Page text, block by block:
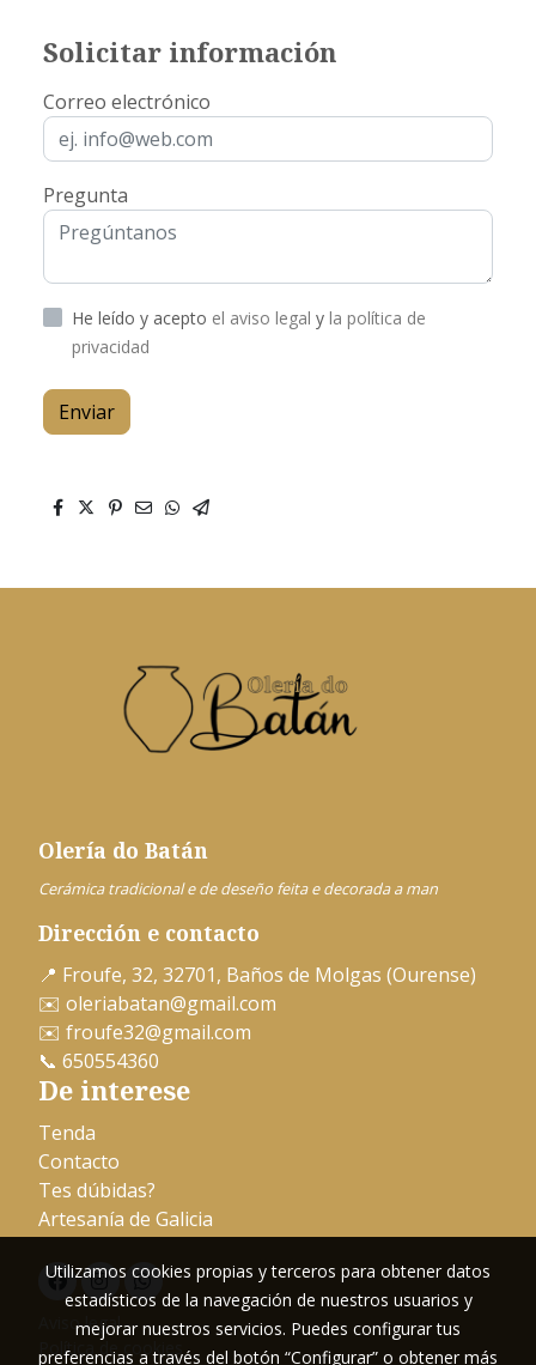
Solicitar información
Correo electrónico
Pregunta
He leído y acepto el aviso legal y la política de
privacidad
Enviar
Olería do Batán
Cerámica tradicional e de deseño feita e decorada a man
Dirección e contacto
📍 Froufe, 32, 32701, Baños de Molgas (Ourense)
✉️ oleriabatan@gmail.com
✉️ froufe32@gmail.com
📞 650554360
De interese
Tenda
Contacto
Tes dúbidas?
Artesanía de Galicia
Aviso legal
Política de cookies
Utilizamos cookies propias y terceros para obtener datos
estadísticos de la navegación de nuestros usuarios y
mejorar nuestros servicios. Puedes configurar tus
preferencias a través del botón “Configurar” o obtener más